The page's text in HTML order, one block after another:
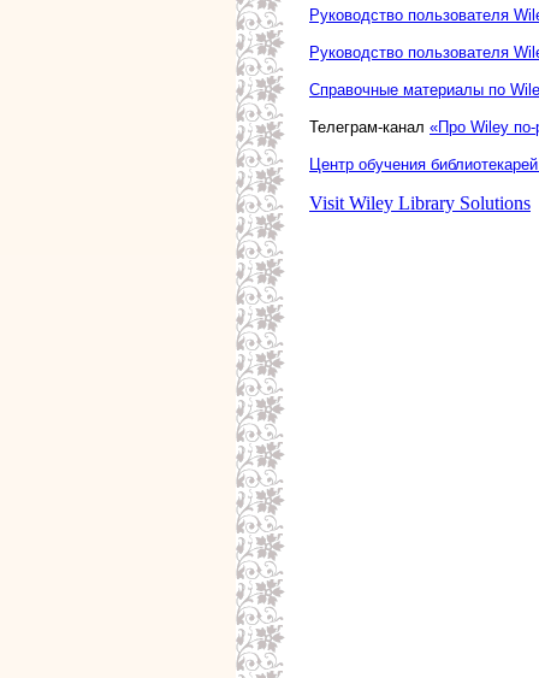
Руководство пользователя
Руководство пользователя
Справочные материалы по
Телеграм-канал «Про Wiley по-
Центр обучения
Visit Wiley Library Solutions